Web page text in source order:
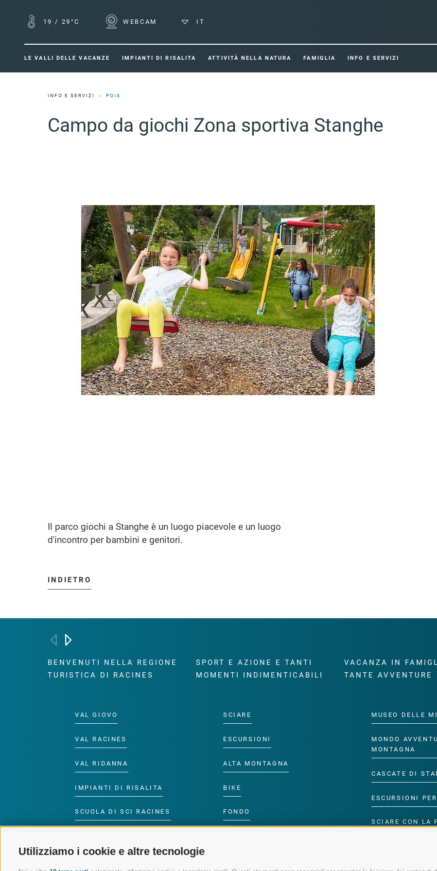
Utilizziamo i cookie e altre tecnologie
19 / 29°C WEBCAM IT
LE VALLI DELLE VACANZE IMPIANTI DI RISALITA ATTIVITÀ NELLA NATURA FAMIGLIA INFO E SERVIZI
INFO E SERVIZI POIS
Campo da giochi Zona sportiva Stanghe
Il parco giochi a Stanghe è un luogo piacevole e un luogo
d'incontro per bambini e genitori.
INDIETRO
BENVENUTI NELLA REGIONE
TURISTICA DI RACINES
VAL GIOVO
VAL RACINES
VAL RIDANNA
IMPIANTI DI RISALITA
SCUOLA DI SCI RACINES
RACINES
SPORT E AZIONE E TANTI
MOMENTI INDIMENTICABILI
SCIARE
ESCURSIONI
ALTA MONTAGNA
BIKE
FONDO
VACANZA IN
TANTE AVVENTURE
MUSEO DELLE
MONDO
MONTAGNA
CASCATE DI
ESCURSIONI
SCIARE CON LA